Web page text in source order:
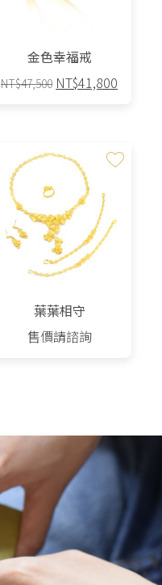
金色幸福戒
NT$47,500 原
NT$47,500。
NT$41,800
葉葉相守
售價請諮詢